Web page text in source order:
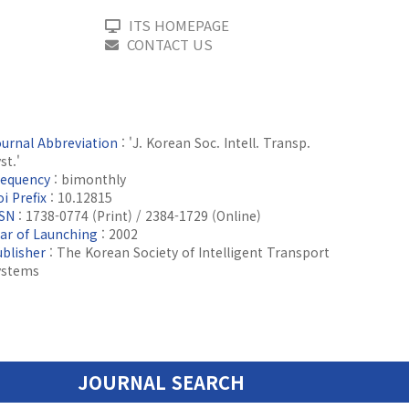
ITS HOMEPAGE
CONTACT US
Abbreviation : 'J. Korean Soc. Intell. Transp.
: bimonthly
Prefix : 10.12815
: 1738-0774 (Print) / 2384-1729 (Online)
of Launching : 2002
: The Korean Society of Intelligent Transport
JOURNAL SEARCH